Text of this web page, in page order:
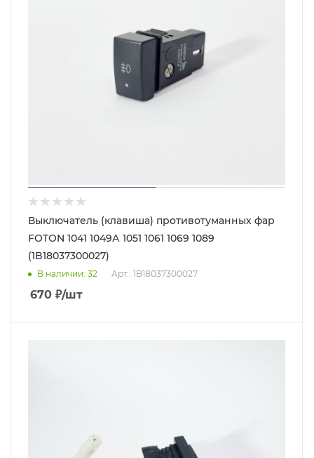
Выключатель (клавиша) противотуманных фар
FOTON 1041 1049А 1051 1061 1069 1089
(1B18037300027)
В наличии: 32 Арт.: 1B18037300027
670 ₽/шт